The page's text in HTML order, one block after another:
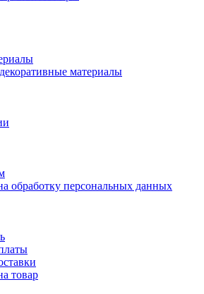
материалы
обработку персональных данных
товар